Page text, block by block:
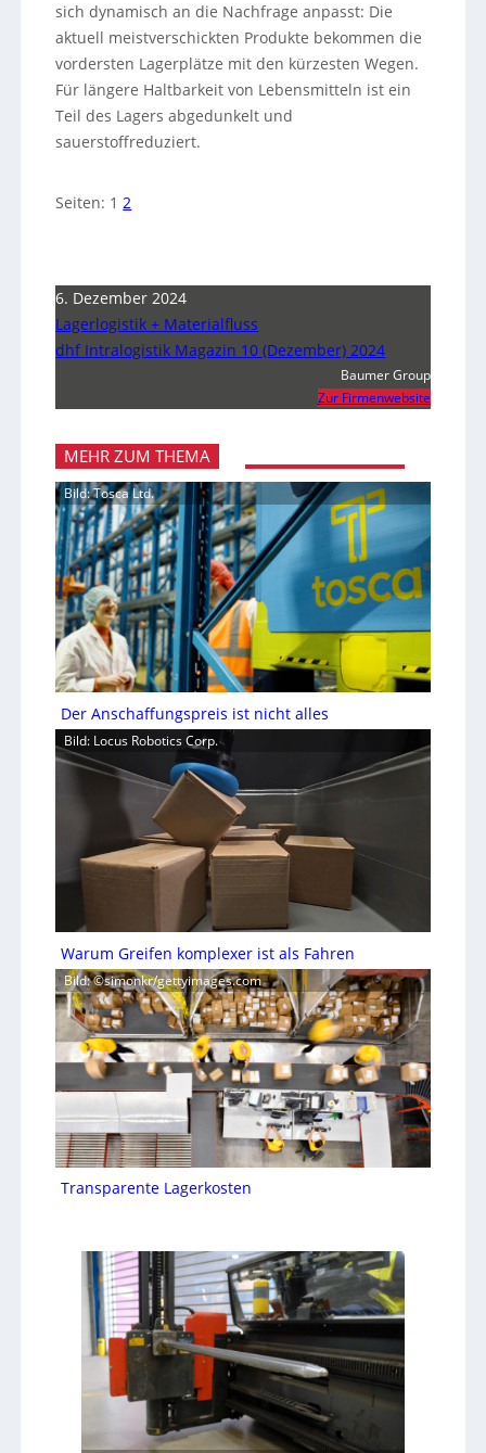
sich dynamisch an die Nachfrage anpasst: Die
aktuell meistverschickten Produkte bekommen die
vordersten Lagerplätze mit den kürzesten Wegen.
Für längere Haltbarkeit von Lebensmitteln ist ein
Teil des Lagers abgedunkelt und
sauerstoffreduziert.
Seiten: 1 2
6. Dezember 2024
Lagerlogistik + Materialfluss
dhf Intralogistik Magazin 10 (Dezember) 2024
Baumer Group
Zur Firmenwebsite
MEHR ZUM THEMA
Bild: Tosca Ltd.
Der Anschaffungspreis ist nicht alles
Bild: Locus Robotics Corp.
Warum Greifen komplexer ist als Fahren
Bild: ©simonkr/gettyimages.com
Transparente Lagerkosten